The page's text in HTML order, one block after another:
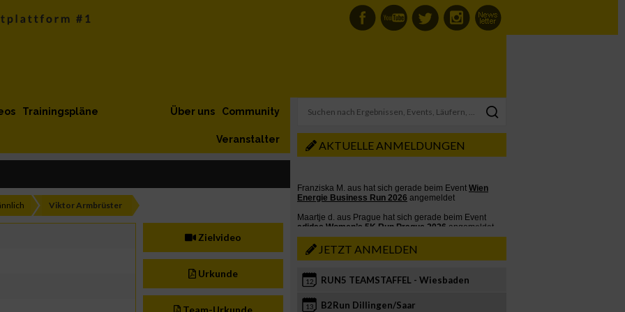
Trainingspläne Community
Über uns
Veranstalter
Viktor Armbrüster
Zielvideo
Urkunde
Team-Urkunde
AKTUELLE ANMELDUNGEN
JETZT ANMELDEN
12 RUN5 TEAMSTAFFEL - Wiesbaden
13 B2Run Dillingen/Saar